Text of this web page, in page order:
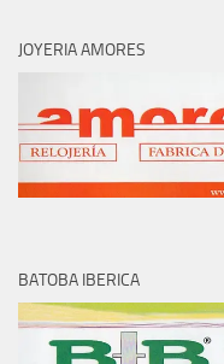
JOYERIA AMORES
BATOBA IBERICA